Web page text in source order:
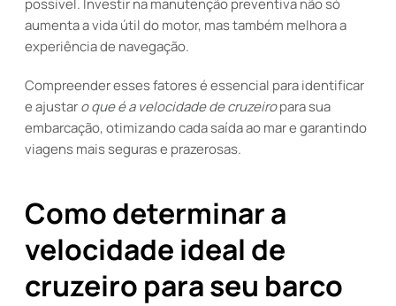
possível. Investir na manutenção preventiva não só
aumenta a vida útil do motor, mas também melhora a
experiência de navegação.
Compreender esses fatores é essencial para identificar
e ajustaro que é a velocidade de cruzeiropara sua
embarcação, otimizando cada saída ao mar e garantindo
viagens mais seguras e prazerosas.
Como determinar a
velocidade ideal de
cruzeiro para seu barco